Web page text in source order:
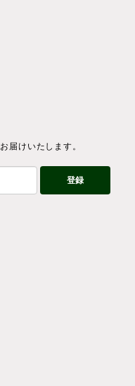
届けいたします。
登録